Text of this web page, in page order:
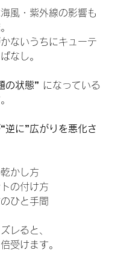
風・紫外線の影響も
ないうちにキューテ
なし。
の状態” になっている
“逆に”広がりを悪化さ
かし方
の付け方
ひと手間
レると、
受けます。